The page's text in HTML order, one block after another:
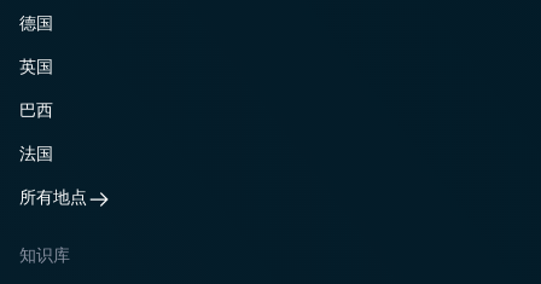
德国
英国
巴西
法国
所有地点
知识库